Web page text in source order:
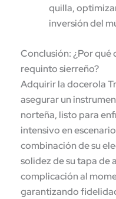
quilla,
inversión del
Conclusión: ¿Por
requinto sierreño?
Adquirir la docerola
asegurar un
norteña, listo para
intensivo en
combinación de su
solidez de su tapa de
complicación al
garantizando